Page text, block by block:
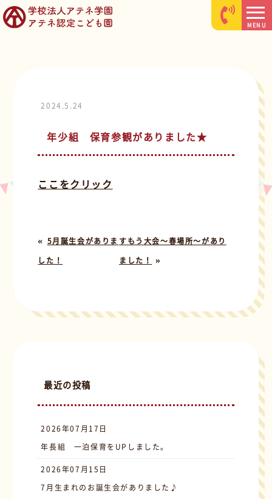
MENU
2024.5.24
年少組 保育参観がありました★
ここをクリック
« 5月誕生会がありま
した！
すもう大会～春場所～があり
ました！
»
最近の投稿
2026年07月17日
年長組 一泊保育をUPしました。
2026年07月15日
7月生まれのお誕生会がありました♪